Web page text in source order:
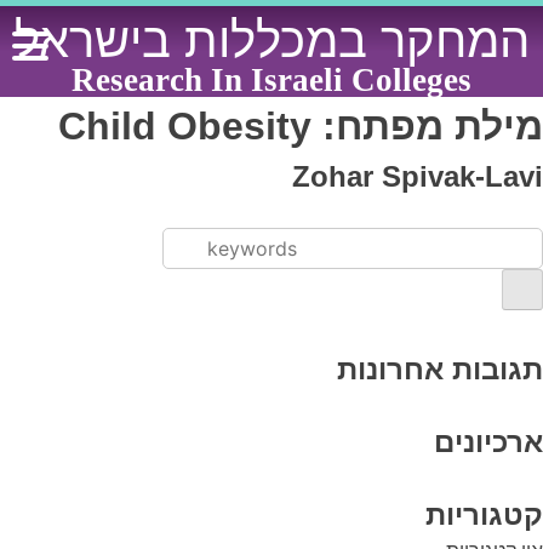
Skip
המחקר במכללות בישראל
Research In Israeli Colleges
מילת מפתח: Child Obesity
Zohar Spivak-Lavi
תגובות אחרונות
ארכיונים
קטגוריות